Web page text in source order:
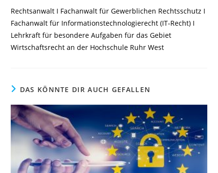
Rechtsanwalt I Fachanwalt für Gewerblichen Rechtsschutz I
Fachanwalt für Informationstechnologierecht (IT-Recht) I
Lehrkraft für besondere Aufgaben für das Gebiet
Wirtschaftsrecht an der Hochschule Ruhr West
DAS KÖNNTE DIR AUCH GEFALLEN